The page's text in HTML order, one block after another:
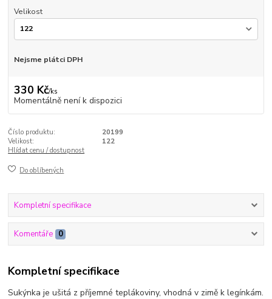
Velikost
Nejsme plátci DPH
330 Kč/ks
Momentálně není k dispozici
Číslo produktu:
20199
Velikost:
122
Hlídat cenu / dostupnost
Do oblíbených
Kompletní specifikace
Komentáře 0
Kompletní specifikace
Sukýnka je ušitá z příjemné teplákoviny, vhodná v zimě k legínkám.